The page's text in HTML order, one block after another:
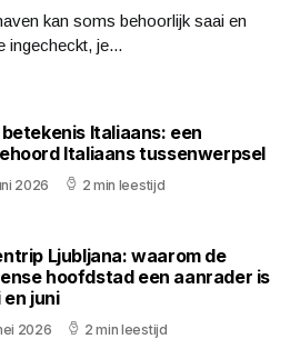
kan soms behoorlijk saai en
ingecheckt, je...
Italiaans: een
Italiaans tussenwerpsel
2026 2 min leestijd
Ljubljana: waarom de
hoofdstad een aanrader is
en juni
2026 2 min leestijd